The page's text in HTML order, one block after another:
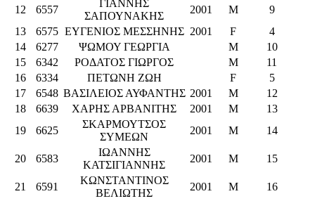
12 6557
ΓΙΑΝΝΗΣ
ΣΑΠΟΥΝΑΚΗΣ
2001 M
9
13
6575 ΕΥΓΕΝΙΟΣ ΜΕΣΣΗΝΗΣ 2001 F
4
14
6277 ΨΩΜΟΥ ΓΕΩΡΓΙΑ M
10
15
6342 ΡΟΔΑΤΟΣ ΓΙΩΡΓΟΣ M
11
16
6334 ΠΕΤΩΝΗ ΖΩΗ F
5
17
6548 ΒΑΣΙΛΕΙΟΣ ΑΥΦΑΝΤΗΣ 2001 M
12
18
6639 ΧΑΡΗΣ ΑΡΒΑΝΙΤΗΣ 2001 M
13
19
6625
ΣΚΑΡΜΟΥΤΣΟΣ
ΣΥΜΕΩΝ
2001 M 14
20 6583
ΙΩΑΝΝΗΣ
ΚΑΤΣΙΓΙΑΝΝΗΣ
2001 M 15
21 6591
ΚΩΝΣΤΑΝΤΙΝΟΣ
ΒΕΛΙΩΤΗΣ
2001 M 16